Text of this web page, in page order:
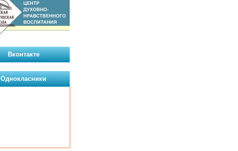
Вконтакте
Однокласники